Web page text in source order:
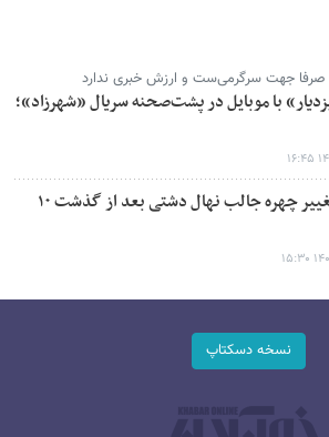
جهت سرگرمی‌ست و ارزش خبری ندارد
با موبایل در پشت‌صحنه سریال «شهرزاد»؛
عکس | تغییر چهره جالب نهال دشتی بعد از گذشت ۱۰
نسخه دسکتاپ